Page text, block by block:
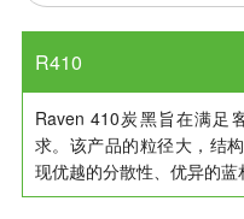
R410
Raven 410炭黑旨在满足
求。该产品的粒径大，结
现优越的分散性、优异的蓝